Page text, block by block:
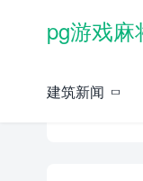
pg游戏
建筑新闻